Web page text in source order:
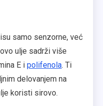
samo senzorne, već
ulje sadrži više
E i polifenola. Ti
delovanjem na
koristi sirovo.